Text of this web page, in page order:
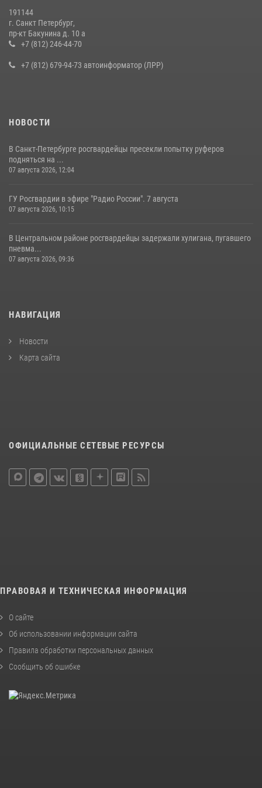
В Ленобласти сотрудники Росгвардии провели встречу с
воспитанниками детского клуба «Умные каникулы»
191144
г. Санкт Петербург,
пр-кт Бакунина д. 10 а
+7 (812) 246-44-70
+7 (812) 679-94-73 автоинформатор (ЛРР)
НОВОСТИ
В Санкт-Петербурге росгвардейцы пресекли попытку руферов
подняться на ...
07 августа 2026, 12:04
ГУ Росгвардии в эфире "Радио России". 7 августа
07 августа 2026, 10:15
В Центральном районе росгвардейцы задержали хулигана, пугавшего
пневма...
07 августа 2026, 09:36
НАВИГАЦИЯ
Новости
Карта сайта
ОФИЦИАЛЬНЫЕ СЕТЕВЫЕ РЕСУРСЫ
ПРАВОВАЯ И ТЕХНИЧЕСКАЯ ИНФОРМАЦИЯ
О сайте
Об использовании информации сайта
Правила обработки персональных данных
Сообщить об ошибке